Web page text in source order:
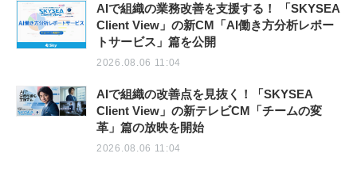
AIで組織の業務改善を支援する！ 「SKYSEA
Client View」の新CM「AI働き方分析レポー
トサービス」篇を公開
2026.08.06 11:04
AIで組織の改善点を見抜く！「SKYSEA
Client View」の新テレビCM「チームの変
革」篇の放映を開始
2026.08.06 11:04